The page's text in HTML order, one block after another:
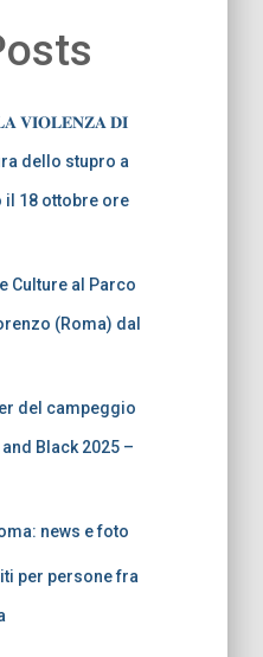
𝐕𝐈𝐎𝐋𝐄𝐍𝐙𝐀 𝐃𝐈
dello stupro a
il 18 ottobre ore
Culture al Parco
(Roma) dal
del campeggio
Black 2025 –
news e foto
per persone fra